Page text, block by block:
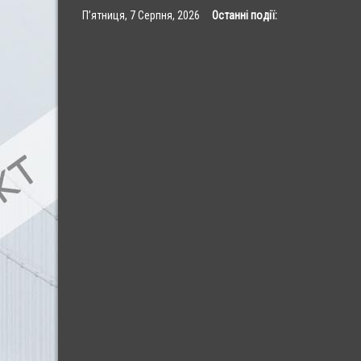
П’ятниця, 7 Серпня, 2026 Останні події: